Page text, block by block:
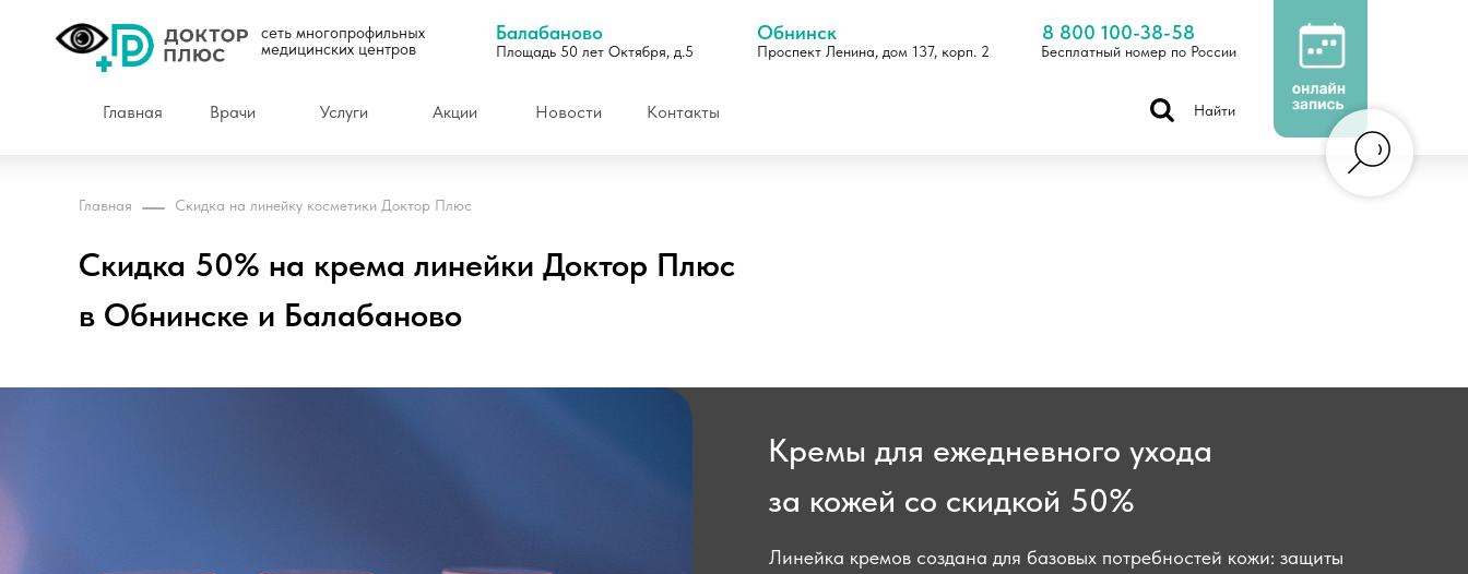
сеть многопрофильных
медицинских центров
Главная Врачи Услуги Акции Новости Контакты
Балабаново
Площадь 50 лет Октября, д.5
8 800 100-38-58
Бесплатный номер по России
Обнинск
Проспект Ленина, дом 137, корп. 2
Найти
Скидка 50% на крема линейки Доктор Плюс
в Обнинске и Балабаново
Главная Скидка на линейку косметики Доктор Плюс
Кремы для ежедневного ухода
за кожей со скидкой 50%
Линейка кремов создана для базовых потребностей кожи: защиты